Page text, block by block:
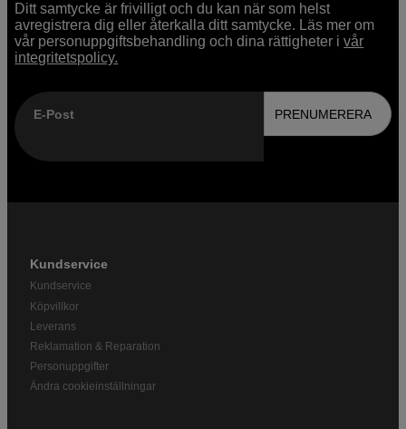
Ditt samtycke är frivilligt och du kan när som helst
avregistrera dig eller återkalla ditt samtycke. Läs mer om
vår personuppgiftsbehandling och dina rättigheter ivår
integritetspolicy.
E-Post PRENUMERERA
Kundservice
Kundservice
Köpvillkor
Leverans
Reklamation & Reparation
Personuppgifter
Ändra cookieinställningar